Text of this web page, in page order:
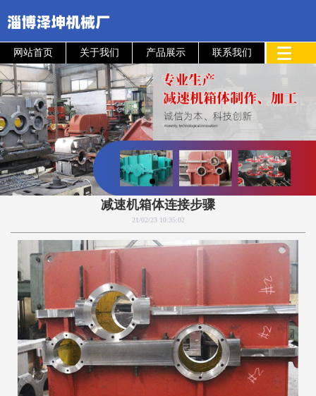
网站首页 关于我们 产品展示 联系我们
减速机箱体连接步骤
21/02/23 10:35:02